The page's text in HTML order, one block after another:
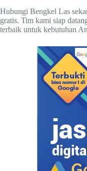
Hubungi Bengkel Las
gratis. Tim kami siap
terbaik untuk kebutuhan